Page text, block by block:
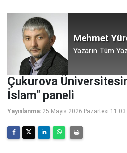
Mehmet
Yazarın Tüm
Çukurova
İslam" paneli
Yayınlanma: 25 Mayıs 2026 Pazartesi 11:03